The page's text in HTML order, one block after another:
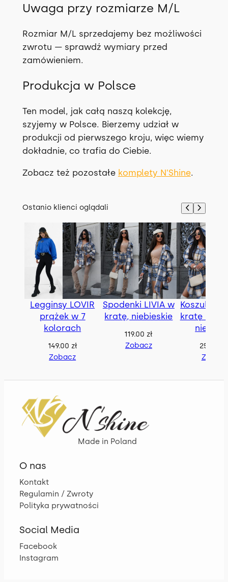
Uwaga przy rozmiarze M/L
Rozmiar M/L sprzedajemy bez możliwości
zwrotu — sprawdź wymiary przed
zamówieniem.
Produkcja w Polsce
Ten model, jak całą naszą kolekcję,
szyjemy w Polsce. Bierzemy udział w
produkcji od pierwszego kroju, więc wiemy
dokładnie, co trafia do Ciebie.
Zobacz też pozostałe komplety N’Shine.
Ostanio klienci oglądali
Legginsy LOVIR
prążek w 7
kolorach
149.00 zł
Zobacz
Spodenki LIVIA w
kratę, niebieskie
119.00zł
Zobacz
Koszula
kratę z
259.00
Zobacz
Made in Poland
O nas
Kontakt
Regulamin / Zwroty
Polityka prywatności
Social Media
Facebook
Instagram